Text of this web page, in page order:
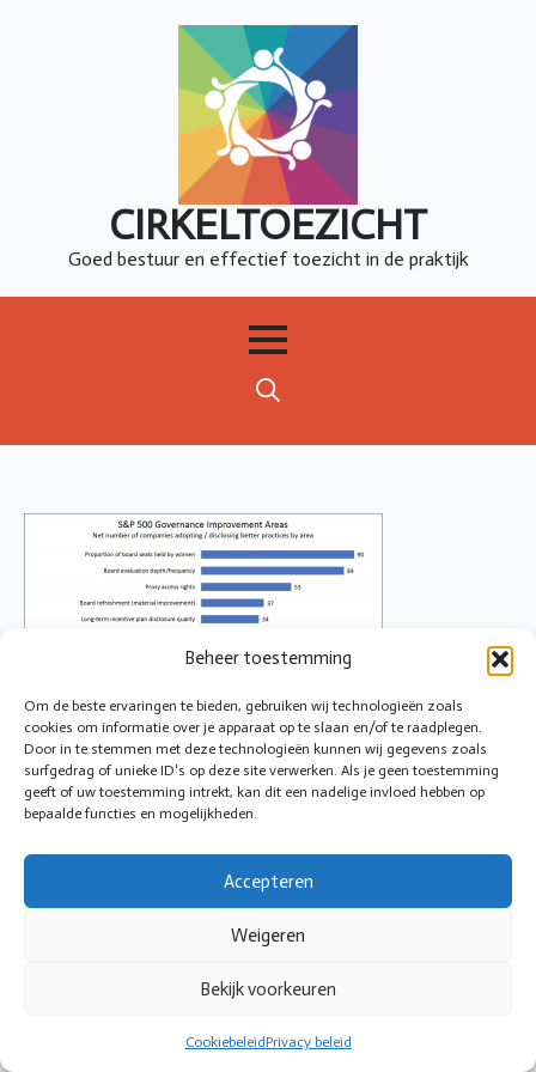
Beheer toestemming
Om de beste ervaringen te bieden, gebruiken wij technologieën zoals
cookies om informatie over je apparaat op te slaan en/of te raadplegen.
Door in te stemmen met deze technologieën kunnen wij gegevens zoals
surfgedrag of unieke ID's op deze site verwerken. Als je geen toestemming
geeft of uw toestemming intrekt, kan dit een nadelige invloed hebben op
bepaalde functies en mogelijkheden.
Accepteren
Weigeren
Bekijk voorkeuren
CookiebeleidPrivacy beleid
CIRKELTOEZICHT
Goed bestuur en effectief toezicht in de praktijk
S&P 500 Governance Improvement Areas